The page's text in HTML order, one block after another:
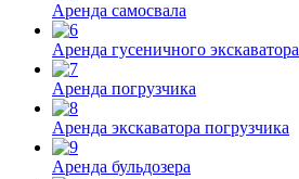
Аренда самосвала
Аренда гусеничного экскаватора
Аренда погрузчика
Аренда экскаватора погрузчика
Аренда бульдозера